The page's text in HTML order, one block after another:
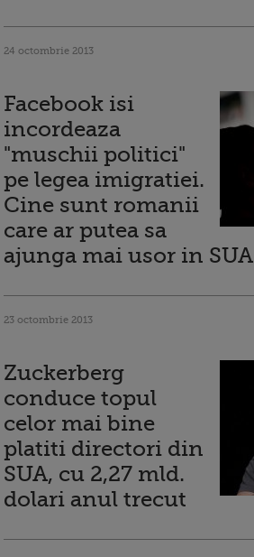
24 octombrie 2013
Facebook isi
incordeaza
"muschii politici"
pe legea imigratiei.
Cine sunt romanii
care ar putea sa
ajunga mai usor in SUA
23 octombrie 2013
Zuckerberg
conduce topul
celor mai bine
platiti directori din
SUA, cu 2,27 mld.
dolari anul trecut